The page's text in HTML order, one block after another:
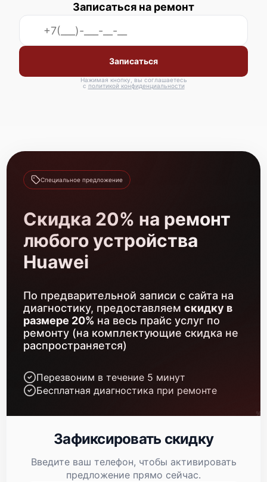
Huawei Tecal CH221
Huawei Tecal CH121
Huawei Tecal RH2485 V2
Записаться на ремонт
Записаться
Нажимая кнопку, вы соглашаетесь
с политикой конфиденциальности
Специальное предложение
Скидка 20% на ремонт
любого устройства
Huawei
По предварительной записи с сайта на
диагностику, предоставляем скидку в
размере 20% на весь прайс услуг по
ремонту (на комплектующие скидка не
распространяется)
Перезвоним в течение 5 минут
Бесплатная диагностика при ремонте
Зафиксировать скидку
Введите ваш телефон, чтобы активировать
предложение прямо сейчас.